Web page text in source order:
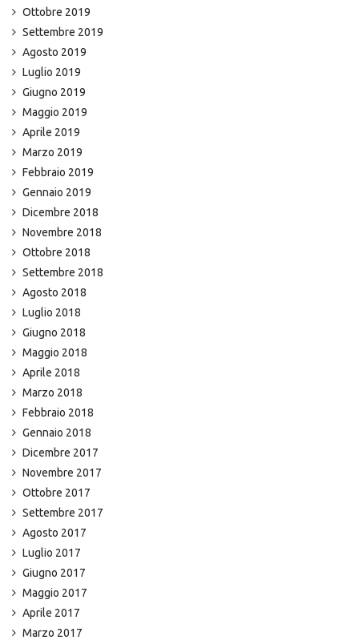
Ottobre 2019
Settembre 2019
Agosto 2019
Luglio 2019
Giugno 2019
Maggio 2019
Aprile 2019
Marzo 2019
Febbraio 2019
Gennaio 2019
Dicembre 2018
Novembre 2018
Ottobre 2018
Settembre 2018
Agosto 2018
Luglio 2018
Giugno 2018
Maggio 2018
Aprile 2018
Marzo 2018
Febbraio 2018
Gennaio 2018
Dicembre 2017
Novembre 2017
Ottobre 2017
Settembre 2017
Agosto 2017
Luglio 2017
Giugno 2017
Maggio 2017
Aprile 2017
Marzo 2017